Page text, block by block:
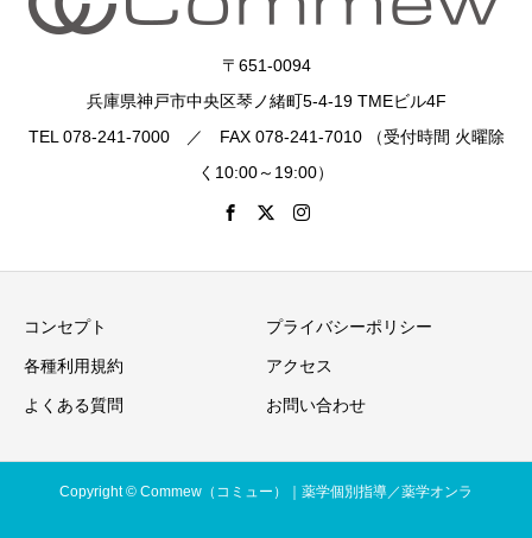
〒651-0094
兵庫県神戸市中央区琴ノ緒町5-4-19 TMEビル4F
TEL 078-241-7000 ／ FAX 078-241-7010 （受付時間 火曜除
く10:00～19:00）
コンセプト プライバシーポリシー
各種利用規約 アクセス
よくある質問 お問い合わせ
Copyright © Commew（コミュー）｜薬学個別指導／薬学オンラ